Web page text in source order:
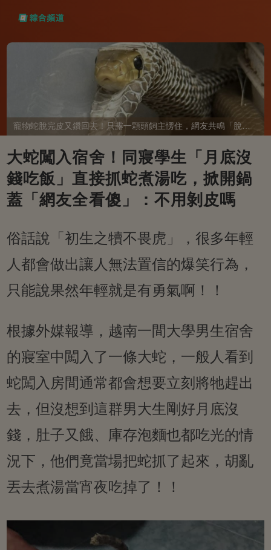
寵物蛇脫完皮又鑽回去！只露一顆頭飼主愣住，網友共鳴「脫完外套又覺得冷」
大蛇闖入宿舍！同寢學生「月底沒
錢吃飯」直接抓蛇煮湯吃，掀開鍋
蓋「網友全看傻」：不用剝皮嗎
俗話說「初生之犢不畏虎」，很多年輕
人都會做出讓人無法置信的爆笑行為，
只能說果然年輕就是有勇氣啊！！
根據外媒報導，越南一間大學男生宿舍
的寢室中闖入了一條大蛇，一般人看到
蛇闖入房間通常都會想要立刻將牠趕出
去，但沒想到這群男大生剛好月底沒
錢，肚子又餓、庫存泡麵也都吃光的情
況下，他們竟當場把蛇抓了起來，胡亂
丟去煮湯當宵夜吃掉了！！